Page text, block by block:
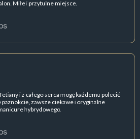
Miłe i przytulne miejsce.
i z całego serca mogę każdemu polecić
paznokcie, zawsze ciekawe i oryginalne
hybrydowego.